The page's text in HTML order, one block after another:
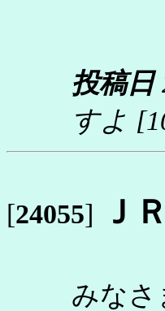
投稿日
すよ
[24055] Ｊ
みなさ